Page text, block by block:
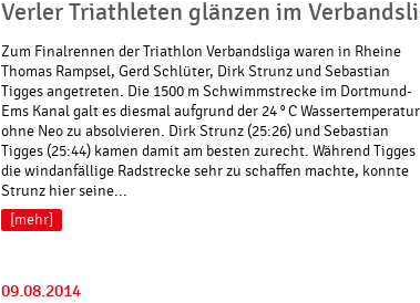
Verler Triathleten glänzen im
Zum Finalrennen der Triathlon Verbandsliga waren in Rheine
Thomas Rampsel, Gerd Schlüter, Dirk Strunz und Sebastian
Tigges angetreten. Die 1500 m Schwimmstrecke im Dortmund-
Ems Kanal galt es diesmal aufgrund der 24 ° C Wassertemperatur
ohne Neo zu absolvieren. Dirk Strunz (25:26) und Sebastian
Tigges (25:44) kamen damit am besten zurecht. Während Tigges
die windanfällige Radstrecke sehr zu schaffen machte, konnte
Strunz hier seine...
[mehr]
09.08.2014